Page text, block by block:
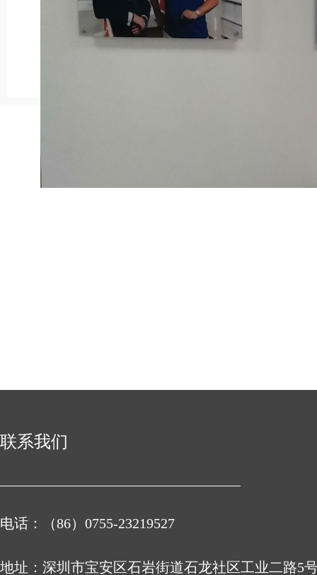
电话：（86）0755-23219527
联系我们
地址： 深圳市宝安区石岩街道石龙社区工业二路5